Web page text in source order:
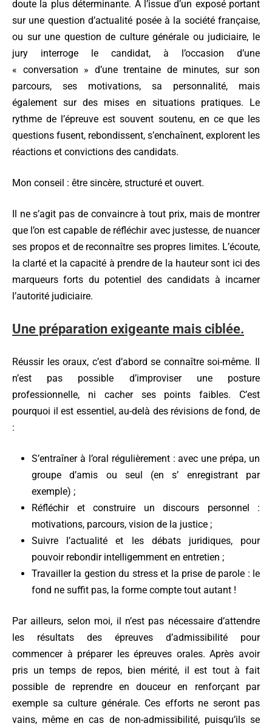
doute la plus déterminante. A l’issue d’un exposé portant
sur une question d’actualité posée à la société française,
ou sur une question de culture générale ou judiciaire, le
jury interroge le candidat, à l’occasion d’une
« conversation » d’une trentaine de minutes, sur son
parcours, ses motivations, sa personnalité, mais
également sur des mises en situations pratiques. Le
rythme de l’épreuve est souvent soutenu, en ce que les
questions fusent, rebondissent, s’enchaînent, explorent les
réactions et convictions des candidats.
Mon conseil : être sincère, structuré et ouvert.
Il ne s’agit pas de convaincre à tout prix, mais de montrer
que l’on est capable de réfléchir avec justesse, de nuancer
ses propos et de reconnaître ses propres limites. L’écoute,
la clarté et la capacité à prendre de la hauteur sont ici des
marqueurs forts du potentiel des candidats à incarner
l’autorité judiciaire.
Une préparation exigeante mais ciblée.
Réussir les oraux, c’est d’abord se connaître soi-même. Il
n’est pas possible d’improviser une posture
professionnelle, ni cacher ses points faibles. C’est
pourquoi il est essentiel, au-delà des révisions de fond, de
:
S’entraîner à l’oral régulièrement : avec une prépa, un
groupe d’amis ou seul (en s’ enregistrant par
exemple) ;
Réfléchir et construire un discours personnel :
motivations, parcours, vision de la justice ;
Suivre l’actualité et les débats juridiques, pour
pouvoir rebondir intelligemment en entretien ;
Travailler la gestion du stress et la prise de parole : le
fond ne suffit pas, la forme compte tout autant !
Par ailleurs, selon moi, il n’est pas nécessaire d’attendre
les résultats des épreuves d’admissibilité pour
commencer à préparer les épreuves orales. Après avoir
pris un temps de repos, bien mérité, il est tout à fait
possible de reprendre en douceur en renforçant par
exemple sa culture générale. Ces efforts ne seront pas
vains, même en cas de non-admissibilité, puisqu’ils se